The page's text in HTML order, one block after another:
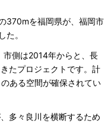
370mを福岡県が、福岡市
。
側は2014年からと、長
たプロジェクトです。計
ある空間が確保されてい
多々良川を横断するため